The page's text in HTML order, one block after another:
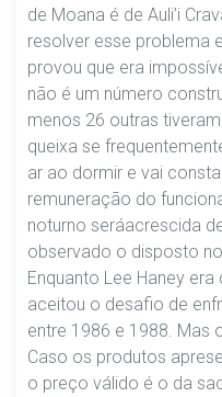
de Moana é de Auli’i
resolver esse problema
provou que era
não é um número
menos 26 outras
queixa se
ar ao dormir e vai
remuneração do
noturno seráacrescida
observado o disposto
Enquanto Lee Haney
aceitou o desafio de
entre 1986 e 1988. Mas
Caso os produtos
o preço válido é o da